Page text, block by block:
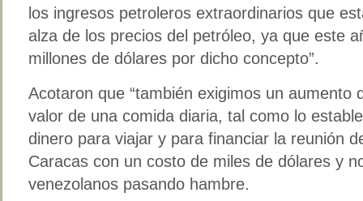
los ingresos petroleros extraordinarios que
alza de los precios del petróleo, ya que este
millones de dólares por dicho concepto”.
Acotaron que “también exigimos un aumento
valor de una comida diaria, tal como lo
dinero para viajar y para financiar la reunión
Caracas con un costo de miles de dólares y
venezolanos pasando hambre.